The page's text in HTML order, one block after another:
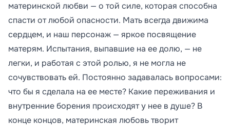
материнской любви — о той силе, которая способна
спасти от любой опасности. Мать всегда движима
сердцем, и наш персонаж — яркое посвящение
матерям. Испытания, выпавшие на ее долю, — не
легки, и работая с этой ролью, я не могла не
сочувствовать ей. Постоянно задавалась вопросами:
что бы я сделала на ее месте? Какие переживания и
внутренние борения происходят у нее в душе? В
конце концов, материнская любовь творит